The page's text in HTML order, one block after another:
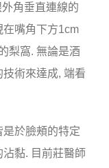
角垂直連線的
在嘴角下方1cm
梨窩. 無論是酒
術來達成, 端看
於臉頰的特定
黏. 目前莊醫師